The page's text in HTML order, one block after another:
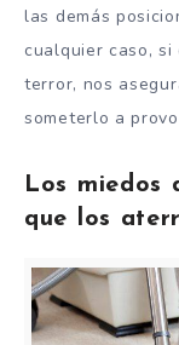
las demás
cualquier caso,
terror, nos
someterlo a
Los miedos
que los